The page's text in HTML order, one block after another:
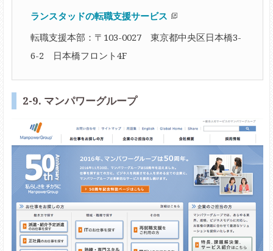
ランスタッドの転職支援サービス
転職支援本部：〒103-0027 東京都中央区日本橋3-
6-2 日本橋フロント4F
2-9. マンパワーグループ